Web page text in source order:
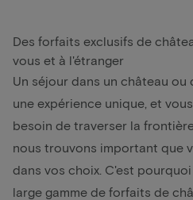
Des forfaits exclusifs de
vous et à l'étranger
Un séjour dans un château ou
une expérience unique, et
besoin de traverser la
nous trouvons important que
dans vos choix. C'est
large gamme de forfaits de